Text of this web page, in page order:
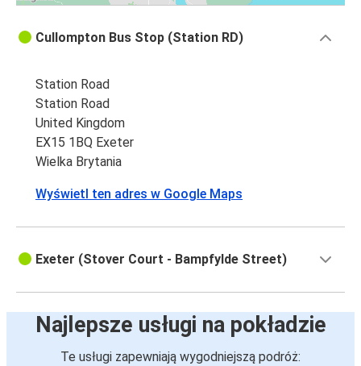
Cullompton Bus Stop (Station RD)
Station Road
Station Road
United Kingdom
EX15 1BQ Exeter
Wielka Brytania
Wyświetl ten adres w Google Maps
Exeter (Stover Court - Bampfylde Street)
Najlepsze usługi na pokładzie
Te usługi zapewniają wygodniejszą podróż: